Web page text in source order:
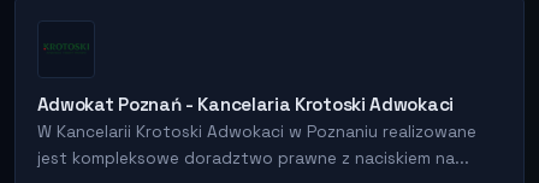
Adwokat Poznań - Kancelaria Krotoski Adwokaci
W Kancelarii Krotoski Adwokaci w Poznaniu realizowane
jest kompleksowe doradztwo prawne z naciskiem na...